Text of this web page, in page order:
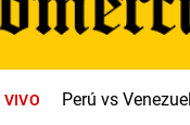
VIVO Perú vs